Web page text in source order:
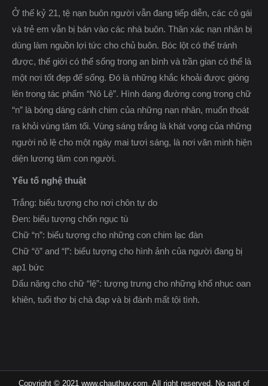
Ở thế kỷ 21, tệ nạn buôn người vẫn đang tiếp diễn, các cô gái
và trẻ em vẫn bị bán vào các nhà buôn. Thân xác nạn nhân bị
dùng làm nguồn lợi tức cho chủ buôn. Bóc lột có thể tránh
được, thế giới có thể sống trong an bình và trần gian có thể là
một nơi tốt đẹp để sống. Đó là những khắc khoải được gióng
lên trong tác phẩm “Nô Lệ”. Hình dạng đường cong trong chữ
“n” là bóng dáng cánh chim của những nạn nhân, muốn thoát
ra khỏi vùng tăm tối. Vùng sáng trắng là khát vọng của những
người nô lệ cho một ngày mai tươi sáng, là nơi văn minh hiện
diện lương tâm con người.
Yếu tố nghệ thuật
Trắng: biểu tượng cho nơi chôn tự do
Đen: biểu tượng chốn ngục tù
Chữ “n”: biểu tượng cho những con chim lạc đàn
Chữ “ô” and “l”: biểu tượng cho hình ảnh của người đang bị
ap1 bức
Dấu nặng cho chữ “lệ”: tượng trưng cho những khổ nhục oan
khiên, tuổi thơ bị chà đạp và bị đánh mất tội tình.
Copyright © 2021 www.chauthuy.com, All right reserved. No part of